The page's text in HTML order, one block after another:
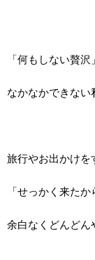
「何もしない贅沢
なかなかできない
旅行やお出かけを
「せっかく来たか
余白なくどんどん